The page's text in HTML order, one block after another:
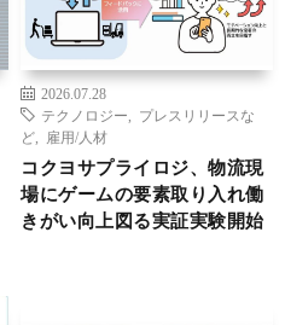
2026.07.28
テクノロジー
プレスリリースな
ど
雇用/人材
コクヨサプライロジ、物流現
場にゲームの要素取り入れ働
きがい向上図る実証実験開始